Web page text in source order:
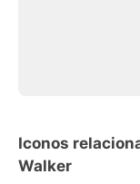
Iconos
Walker